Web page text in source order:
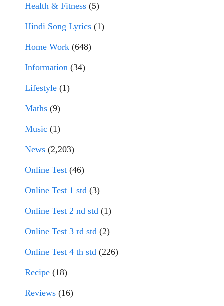
Health & Fitness (5)
Hindi Song Lyrics (1)
Home Work (648)
Information (34)
Lifestyle (1)
Maths (9)
Music (1)
News (2,203)
Online Test (46)
Online Test 1 std (3)
Online Test 2 nd std (1)
Online Test 3 rd std (2)
Online Test 4 th std (226)
Recipe (18)
Reviews (16)